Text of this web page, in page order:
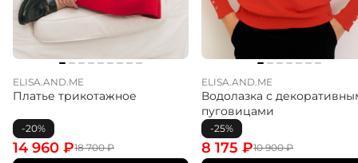
ELISA.AND.ME
Платье трикотажное
-20%
18 700₽
14 960 ₽
ELISA.AND.ME
Водолазка с
пуговицами
-25%
10 900₽
8 175 ₽